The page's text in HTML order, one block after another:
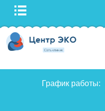
График работы: